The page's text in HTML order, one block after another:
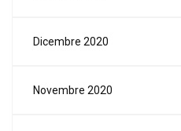
Dicembre 2020
Novembre 2020